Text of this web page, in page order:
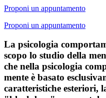
Proponi un appuntamento
Proponi un appuntamento
La psicologia
scopo lo studio della
che nella psicologia
mente è basato
caratteristiche esteriori,